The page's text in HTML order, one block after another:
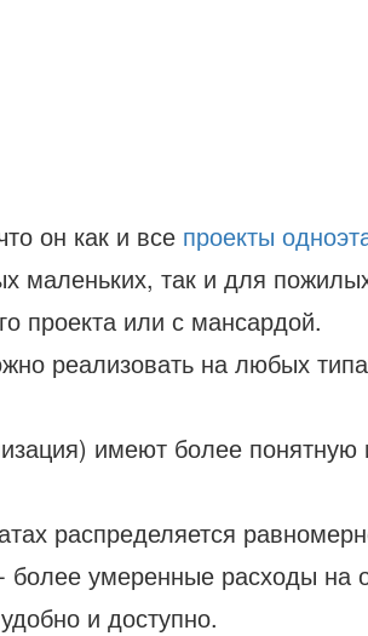
он как и все проекты
маленьких, так и для
проекта или с мансардой.
реализовать на любых
имеют более
распределяется
более умеренные расходы на
и доступно.